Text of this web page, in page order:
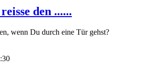
den ......
wenn Du durch eine Tür gehst?